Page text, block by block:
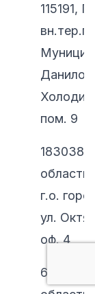
115191,
вн.тер.г.
пом. 9
183038,
г.о.
ул.
оф. 4
664009,